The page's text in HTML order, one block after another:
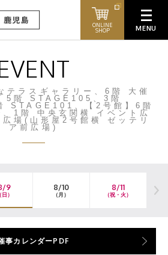
ONLINE
SHOP
テラスギャラリー、6階 大催
5階 STAGE105、3階
STAGE101、【2号館】6階
、1階 中央玄関横 イベント広
広場(山形屋2号館横 ゼッテリ
ア前広場)
9
（日）
8/10
（月）
8/11
（祝・火）
事カレンダーPDF